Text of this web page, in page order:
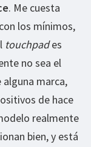
. Me cuesta
los mínimos,
touchpades
no sea el
marca,
de hace
realmente
bien, y está